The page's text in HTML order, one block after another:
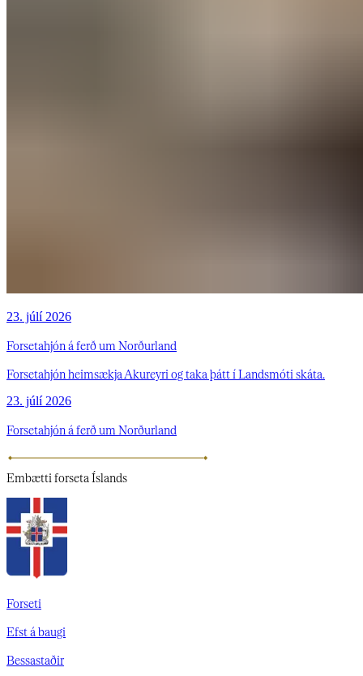
23. júlí 2026
Forsetahjón á ferð um Norðurland
Forsetahjón heimsækja Akureyri og taka þátt í Landsmóti skáta.
23. júlí 2026
Forsetahjón á ferð um Norðurland
Embætti forseta Íslands
Forseti
Efst á baugi
Bessastaðir